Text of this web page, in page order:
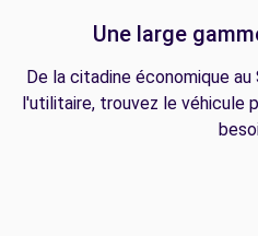
Une large
De la citadine économique
l'utilitaire, trouvez le véhicule